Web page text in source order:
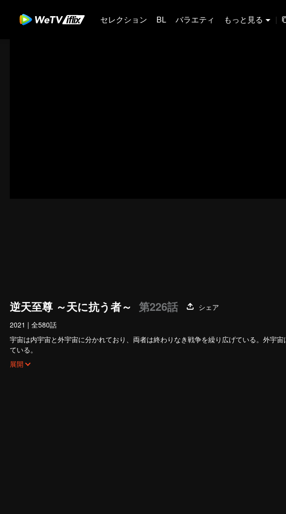
セレクション BL バラエティ もっと見る |
逆天至尊 ～天に抗う者～ 第226話
シェア
2021 | 全580話
宇宙は内宇宙と外宇宙に分かれており、両者は終わりなき戦争を繰り広げている。外宇
ている。
神界の支配者である紅蒙至尊は、最強の実力と万法を操る能力を有していたが、慈悲深
至尊と始元至尊の裏切りによって命を落とし、万世輪廻の呪いをも受けてしまう。家族
展開